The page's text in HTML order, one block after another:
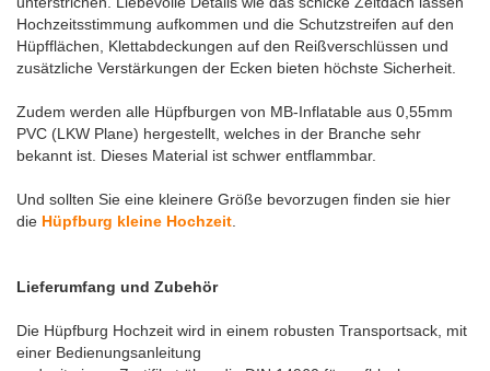
Hochzeitsstimmung aufkommen und die Schutzstreifen auf den
Hüpfflächen, Klettabdeckungen auf den Reißverschlüssen und
zusätzliche Verstärkungen der Ecken bieten höchste Sicherheit.
Zudem werden alle Hüpfburgen von MB-Inflatable aus 0,55mm
PVC (LKW Plane) hergestellt, welches in der Branche sehr
bekannt ist. Dieses Material ist schwer entflammbar.
Und sollten Sie eine kleinere Größe bevorzugen finden sie hier
die Hüpfburg kleine Hochzeit
Lieferumfang und Zubehör
Die Hüpfburg Hochzeit wird in einem robusten Transportsack, mit
einer Bedienungsanleitung